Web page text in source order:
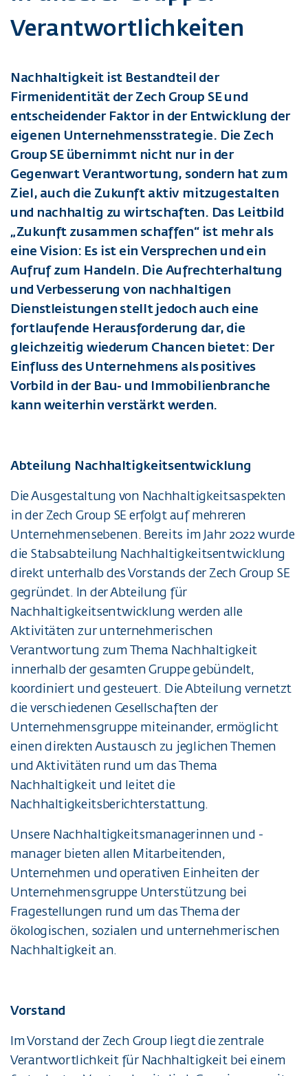
Verantwortlichkeiten
Nachhaltigkeit ist Bestandteil der
Firmenidentität der Zech Group SE und
entscheidender Faktor in der Entwicklung der
eigenen Unternehmensstrategie. Die Zech
Group SE übernimmt nicht nur in der
Gegenwart Verantwortung, sondern hat zum
Ziel, auch die Zukunft aktiv mitzugestalten
und nachhaltig zu wirtschaften. Das Leitbild
„Zukunft zusammen schaffen“ ist mehr als
eine Vision: Es ist ein Versprechen und ein
Aufruf zum Handeln. Die Aufrechterhaltung
und Verbesserung von nachhaltigen
Dienstleistungen stellt jedoch auch eine
fortlaufende Herausforderung dar, die
gleichzeitig wiederum Chancen bietet: Der
Einfluss des Unternehmens als positives
Vorbild in der Bau- und Immobilienbranche
kann weiterhin verstärkt werden.
Abteilung Nachhaltigkeitsentwicklung
Die Ausgestaltung von Nachhaltigkeitsaspekten
in der Zech Group SE erfolgt auf mehreren
Unternehmensebenen. Bereits im Jahr 2022 wurde
die Stabsabteilung Nachhaltigkeitsentwicklung
direkt unterhalb des Vorstands der Zech Group SE
gegründet. In der Abteilung für
Nachhaltigkeitsentwicklung werden alle
Aktivitäten zur unternehmerischen
Verantwortung zum Thema Nachhaltigkeit
innerhalb der gesamten Gruppe gebündelt,
koordiniert und gesteuert. Die Abteilung vernetzt
die verschiedenen Gesellschaften der
Unternehmensgruppe miteinander, ermöglicht
einen direkten Austausch zu jeglichen Themen
und Aktivitäten rund um das Thema
Nachhaltigkeit und leitet die
Nachhaltigkeitsberichterstattung.
Unsere Nachhaltigkeitsmanagerinnen und -
manager bieten allen Mitarbeitenden,
Unternehmen und operativen Einheiten der
Unternehmensgruppe Unterstützung bei
Fragestellungen rund um das Thema der
ökologischen, sozialen und unternehmerischen
Nachhaltigkeit an.
Vorstand
Im Vorstand der Zech Group liegt die zentrale
Verantwortlichkeit für Nachhaltigkeit bei einem